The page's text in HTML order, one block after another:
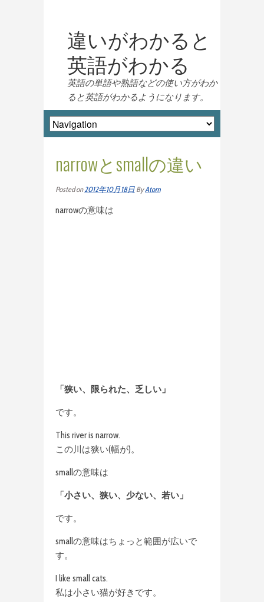
違いがわかると
英語がわかる
英語の単語や熟語などの使い方がわか
ると英語がわかるようになります。
narrowとsmallの違い
Posted on2012年10月18日 ByAtom
narrowの意味は
「狭い、限られた、乏しい」
です。
This river is narrow.
この川は狭い(幅が)。
smallの意味は
「小さい、狭い、少ない、若い」
です。
smallの意味はちょっと範囲が広いで
す。
I like small cats.
私は小さい猫が好きです。